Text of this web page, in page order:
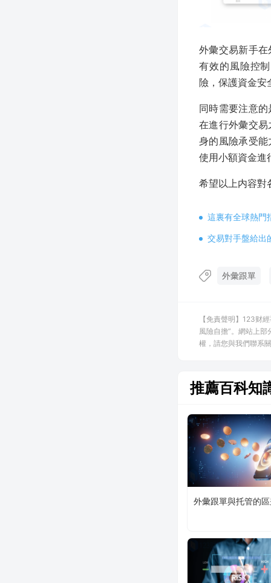
外彙交易新手
有效的風險控
險，保護資金安
同時需要注意
在進行外彙交
身的風險承受
使用小額資金進
希望以上内容對
這裏有全球熱門
交易對手盤給出
外彙跟單
【免責聲明】123财
風險自擔”。網站上
權，請您與我們聯系
推薦百科知
外彙跟單與托管的